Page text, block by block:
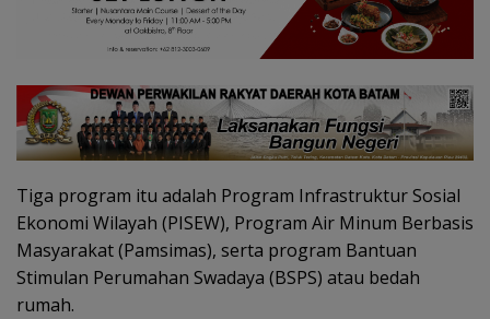
Tiga program itu adalah Program Infrastruktur Sosial
Ekonomi Wilayah (PISEW), Program Air Minum Berbasis
Masyarakat (Pamsimas), serta program Bantuan
Stimulan Perumahan Swadaya (BSPS) atau bedah
rumah.